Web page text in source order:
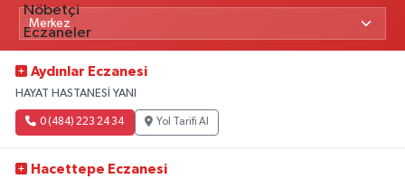
Aydınlar Eczanesi
HAYAT HASTANESİ YANI
0 (484) 223 24 34 Yol Tarifi Al
Hacettepe Eczanesi